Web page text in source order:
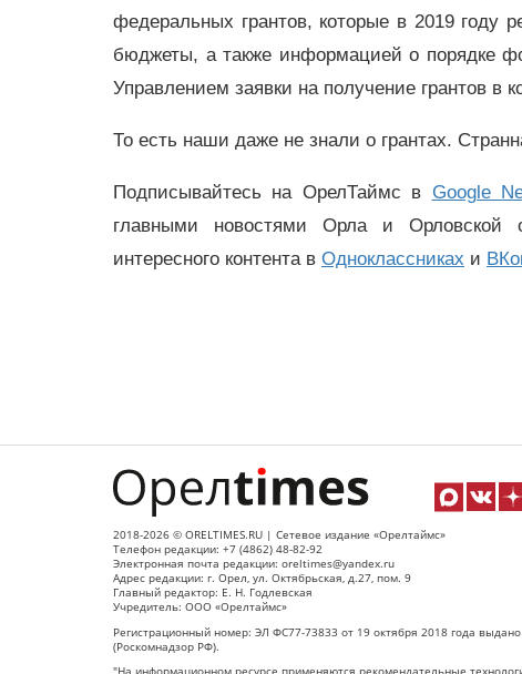
федеральных грантов, которые в 2019 году
бюджеты, а также информацией о порядке
Управлением заявки на получение грантов в
То есть наши даже не знали о грантах.
Подписывайтесь на ОрелТаймс в Google
главными новостями Орла и Орловской
интересного контента в Одноклассниках и
2018-2026 © ORELTIMES.RU | Сетевое издание «Орелтаймс»
Телефон редакции: +7 (4862) 48-82-92
Электронная почта редакции: oreltimes@yandex.ru
Адрес редакции: г. Орел, ул. Октябрьская, д.27, пом. 9
Главный редактор: Е. Н. Годлевская
Учредитель: ООО «Орелтаймс»
Регистрационный номер: ЭЛ ФС77-73833 от 19 октября 2018 года
(Роскомнадзор РФ).